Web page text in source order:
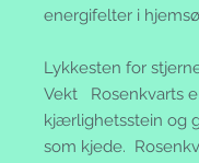
energifelter i
Lykkesten for
Vekt Rosenkvarts
kjærlighetsstein og
som kjede.